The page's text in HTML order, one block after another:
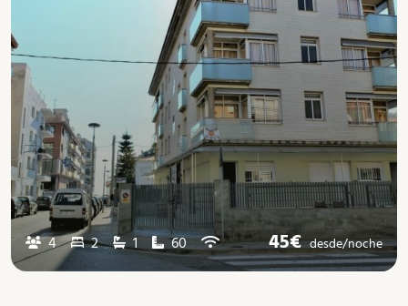
4 2 1 60 45€desde/noche